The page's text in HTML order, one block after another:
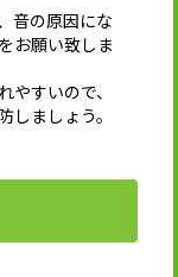
音の原因にな
お願い致しま
やすいので、
ましょう。